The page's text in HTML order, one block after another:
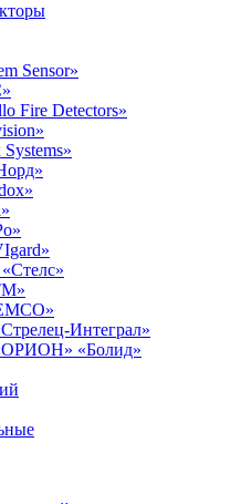
Sensor»
Fire Detectors»
Интеграл»
«Болид»